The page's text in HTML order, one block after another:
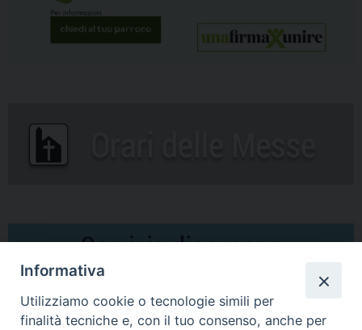
Informativa
Utilizziamo cookie o tecnologie simili per
finalità tecniche e, con il tuo consenso, anche per